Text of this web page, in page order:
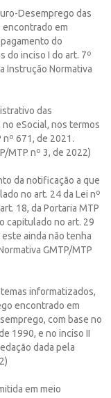
Desemprego das
em
do
do inciso I do art. 7º
Instrução Normativa
das
eSocial, nos termos
671, de 2021.
MTP nº 3, de 2022)
da notificação a que
no art. 24 da Lei nº
18, da Portaria MTP
capitulado no art. 29
ainda não tenha
GMTP/MTP
informatizados,
encontrado em
com base no
1990, e no inciso II
dada pela
em meio